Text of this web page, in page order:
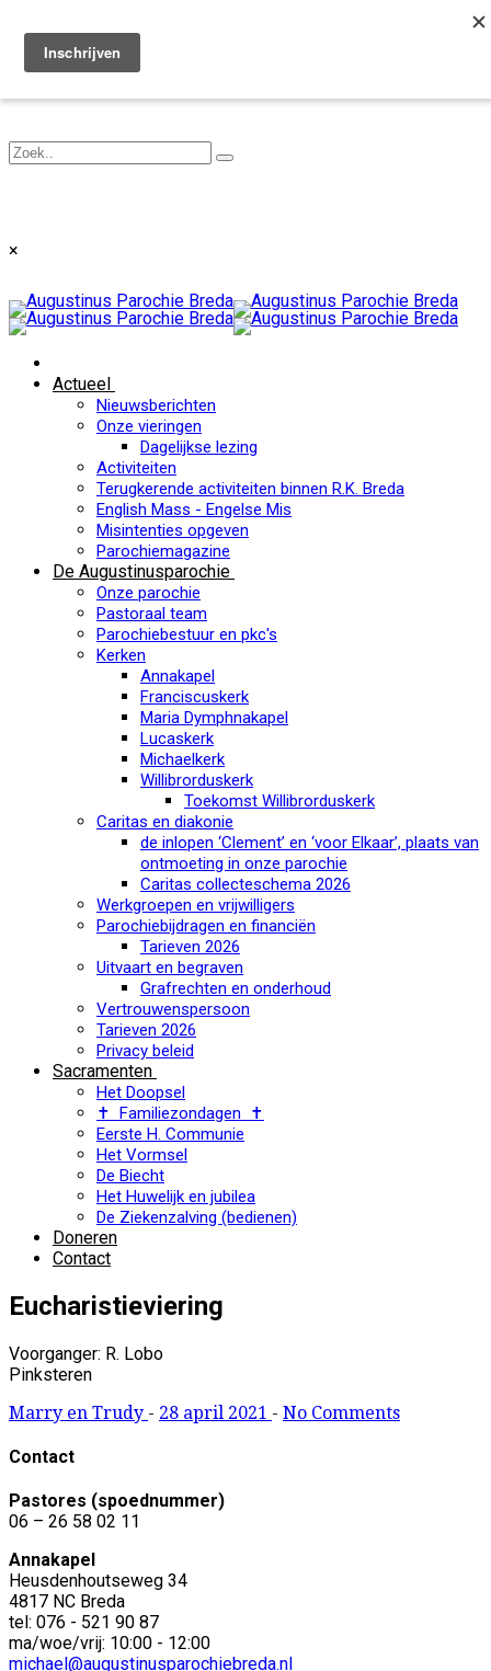
Toggle navigation
×
Actueel
Nieuwsberichten
Onze vieringen
Dagelijkse lezing
Activiteiten
Terugkerende activiteiten binnen R.K. Breda
English Mass - Engelse Mis
Misintenties opgeven
Parochiemagazine
De Augustinusparochie
Onze parochie
Pastoraal team
Parochiebestuur en pkc's
Kerken
Annakapel
Franciscuskerk
Maria Dymphnakapel
Lucaskerk
Michaelkerk
Willibrorduskerk
Toekomst Willibrorduskerk
Caritas en diakonie
de inlopen ‘Clement’ en ‘voor Elkaar’, plaats van
ontmoeting in onze parochie
Caritas collecteschema 2026
Werkgroepen en vrijwilligers
Parochiebijdragen en financiën
Tarieven 2026
Uitvaart en begraven
Grafrechten en onderhoud
Vertrouwenspersoon
Tarieven 2026
Privacy beleid
Sacramenten
Het Doopsel
✝ Familiezondagen ✝
Eerste H. Communie
Het Vormsel
De Biecht
Het Huwelijk en jubilea
De Ziekenzalving (bedienen)
Doneren
Contact
Eucharistieviering
Voorganger: R. Lobo
Pinksteren
Marry en Trudy - 28 april 2021 - No Comments
Contact
Pastores (spoednummer)
06 – 26 58 02 11
Annakapel
Heusdenhoutseweg 34
4817 NC Breda
tel: 076 - 521 90 87
ma/woe/vrij: 10:00 - 12:00
michael@augustinusparochiebreda.nl